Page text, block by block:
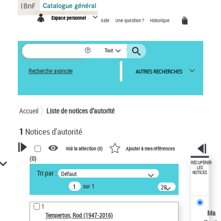
Espace personnel Aide Une question ? Historique
Tout
Recherche avancée AUTRES RECHERCHES
Accueil Liste de notices d’autorité
1 Notices d'autorité
VOTRE RECHERCHE
Recherche avancée dans les
notices d’autorité
Œuvres liées à l'auteur :
Temperton, Rod (1947-2016)
Voir la sélection (0) Ajouter à mes références
(0)
Tri par : Défaut
sur 1
20
résultats/page
1
Temperton, Rod (1947-2016)
RÉCUPÉRER
LES
NOTICES
Ma
Panneau de gestion des cookies